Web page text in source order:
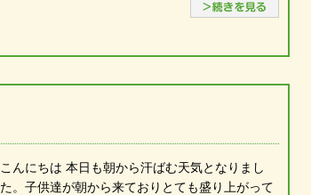
こんにちは 本日も朝から汗ばむ天気となりまし
た。子供達が朝から来ておりとても盛り上がって